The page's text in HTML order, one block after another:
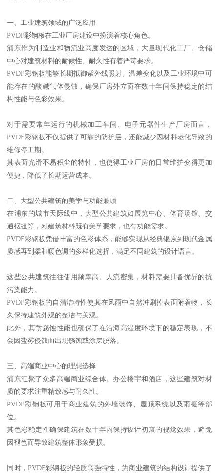
一、工业建筑领域的广泛应用
PVDF彩钢板在工业厂房建设中扮演着核心角色。
浦东作为制造业和物流业高度发达的区域，大量现代化工厂、仓储
中心对建筑材料的耐候性、耐久性有着严苛要求。
PVDF彩钢板能够长期抵御紫外线照射、温差变化以及工业环境中可
能存在的酸碱气体侵蚀，确保厂房外立面在数十年间保持稳定的结
构性能与色彩效果。
对于需要常年运行的机械加工车间、电子元器件生产厂房而言，
PVDF彩钢板不仅提供了可靠的防护层，还能减少因材料老化导致的
维修停工期。
其表面光滑不易积尘的特性，也使得工业厂房的日常维护变得更加
便捷，降低了长期运营成本。
二、大型公共建筑的美学与功能兼顾
在浦东的城市天际线中，大型公共建筑如展览中心、体育场馆、交
通枢纽等，对建筑材料既有美学要求，也有功能需求。
PVDF彩钢板凭借丰富的色彩体系，能够实现从经典银灰到现代金属
质感再到柔和暖色调的多样化选择，满足不同建筑的设计语言。
这些公共建筑往往使用频率高、人流密集，材料需要具备优异的抗
污染能力。
PVDF彩钢板的自清洁特性使其在风雨中自然冲刷掉表面附着物，长
久保持建筑外观的整洁与美观。
此外，其耐腐蚀性能也确保了在沿海高湿度环境下的稳定表现，不
会因盐雾侵蚀而出现锈蚀或涂层脱落。
三、高端商业中心的理想选择
浦东汇聚了众多高端商业综合体、办公楼宇和酒店，这些建筑对材
质的要求注重精致感与耐久性。
PVDF彩钢板可用于商业建筑的外墙装饰、屋顶系统以及雨棚等部
位。
其色彩稳定性确保建筑在数十年内保持设计初衷的视觉效果，避免
因褪色而导致建筑整体形象受损。
同时，PVDF彩钢板的轻质高强特性，为商业建筑的结构设计提供了